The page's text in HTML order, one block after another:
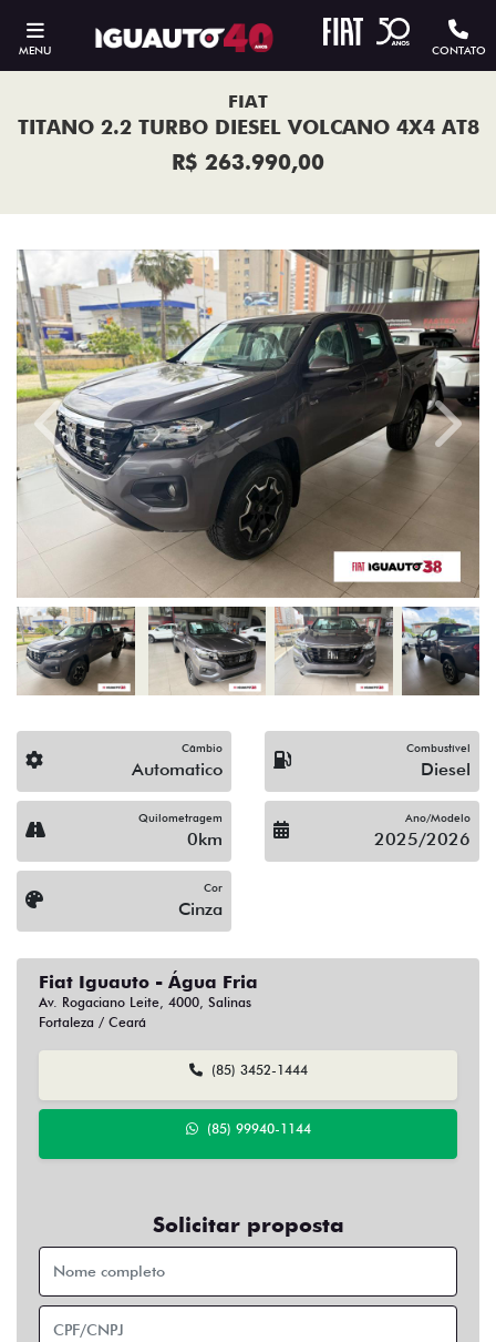
MENU CONTATO
FIAT
TITANO 2.2 TURBO DIESEL VOLCANO 4X4 AT8
R$ 263.990,00
Previous Next
Câmbio
Automatico
Combustível
Diesel
Quilometragem
0km
Ano/Modelo
2025/2026
Cor
Cinza
Fiat Iguauto - Água Fria
Av. Rogaciano Leite, 4000, Salinas
Fortaleza / Ceará
(85) 3452-1444
(85) 99940-1144
Solicitar proposta